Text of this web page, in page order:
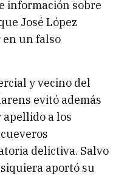
información sobre
José López
un falso
y vecino del
evitó además
a los
delictiva. Salvo
aportó su